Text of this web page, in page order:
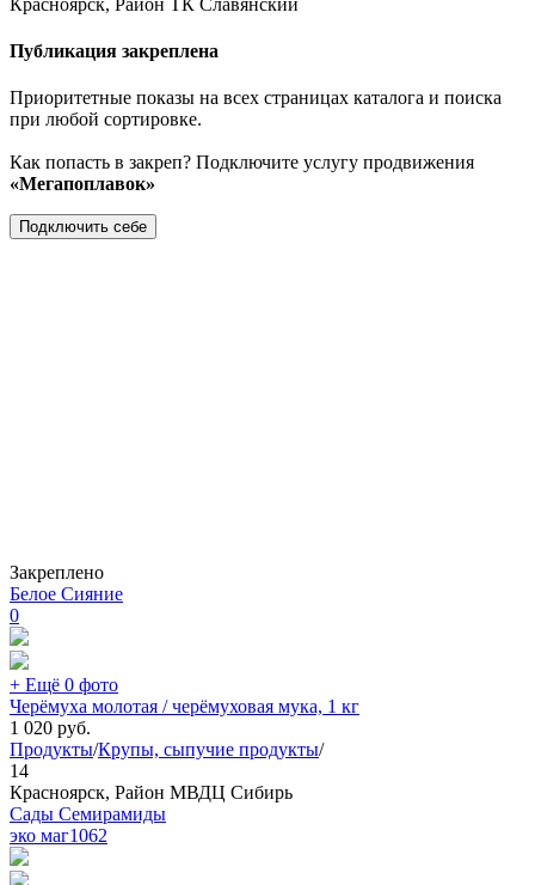
Публикация закреплена
Приоритетные показы на всех страницах каталога и поиска
при любой сортировке.
Как попасть в закреп? Подключите услугу продвижения
«Мегапоплавок»
Подключить себе
Закреплено
Белое Сияние
0
+ Ещё 0 фото
Черёмуха молотая / черёмуховая мука, 1 кг
1 020 руб.
Продукты/Крупы, сыпучие продукты/
14
Красноярск, Район МВДЦ Сибирь
Сады Семирамиды
эко маг1062